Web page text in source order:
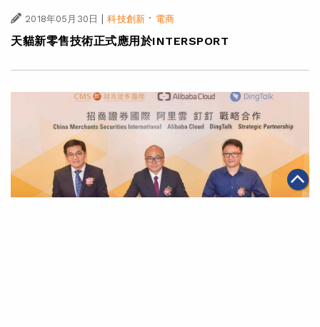
2018年05月30日 | 科技創新 · 電商
天貓新零售技術正式應用於INTERSPORT